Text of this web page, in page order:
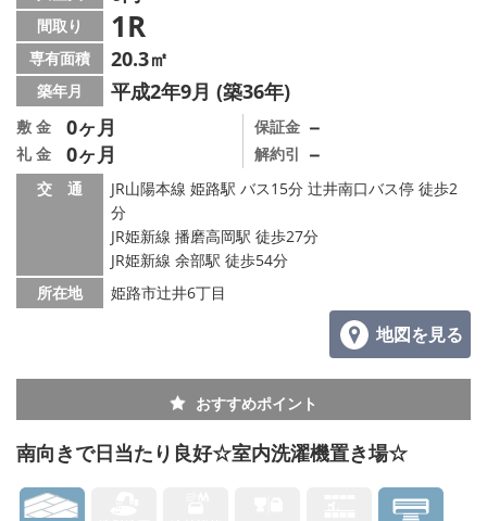
間取り 1R
専有面積 20.3㎡
築年月 平成2年9月 (築36年)
敷 金 0ヶ月
礼 金 0ヶ月
保証金 －
解約引 －
交 通
JR山陽本線 姫路駅 バス15分 辻井南口バス停 徒歩2
分
JR姫新線 播磨高岡駅 徒歩27分
JR姫新線 余部駅 徒歩54分
所在地
姫路市辻井6丁目
地図を見る
おすすめポイント
南向きで日当たり良好☆室内洗濯機置き場☆